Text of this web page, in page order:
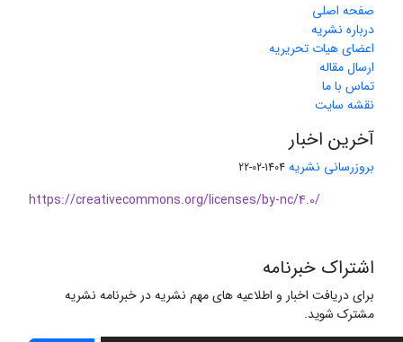
صفحه اصلی
درباره نشریه
اعضای هیات تحریریه
ارسال مقاله
تماس با ما
نقشه سایت
آخرین اخبار
بروزرسانی نشریه 1404-02-22
https://creativecommons.org/licenses/by-nc/4.0/
اشتراک خبرنامه
برای دریافت اخبار و اطلاعیه های مهم نشریه در خبرنامه نشریه
مشترک شوید.